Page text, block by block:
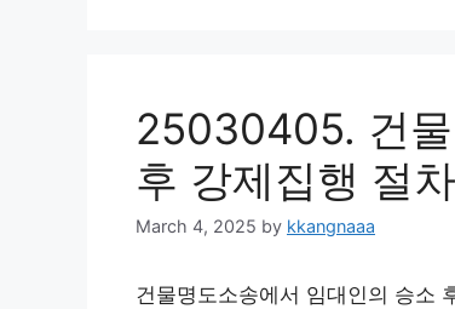
25030405. 건
후 강제집행 절
March 4, 2025 by kkangnaaa
건물명도소송에서 임대인의 승소